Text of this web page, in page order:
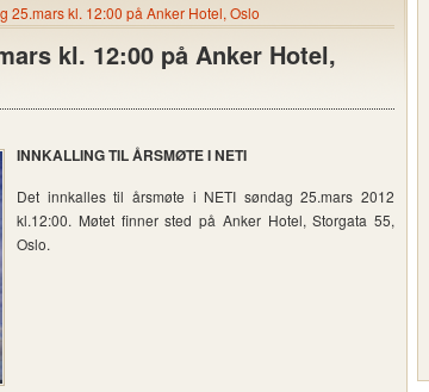
25.mars kl. 12:00 på Anker Hotel, Oslo
kl. 12:00 på Anker Hotel,
INNKALLING TIL ÅRSMØTE I NETI
Det innkalles til årsmøte i NETI søndag 25.mars 2012
kl.12:00. Møtet finner sted på Anker Hotel, Storgata 55,
Oslo.